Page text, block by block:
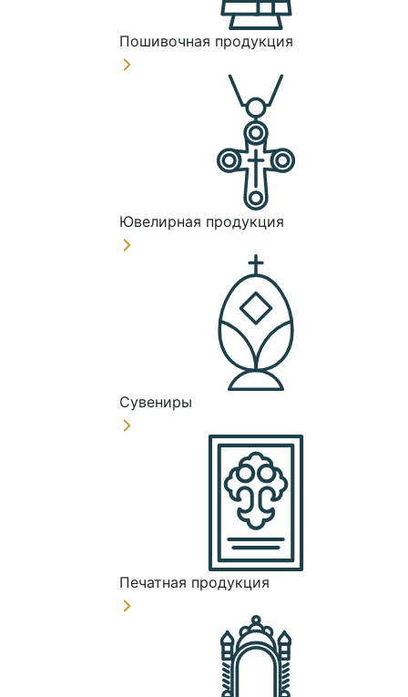
Пошивочная продукция
Ювелирная продукция
Сувениры
Печатная продукция